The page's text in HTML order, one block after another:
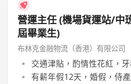
營運主任 (機場貨運站/中
屆畢業生)
布林克金融物流（香港）有限公司
交通津貼，酌情性花紅，
有薪年假12天，婚假，侍